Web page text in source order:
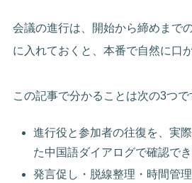
会議の進行は、開始から締めまで
に入れておくと、本番で自然に口
この記事で分かることは次の3つで
進行役と参加者の往復を、実
た中国語ダイアログで確認で
発言促し・脱線整理・時間管